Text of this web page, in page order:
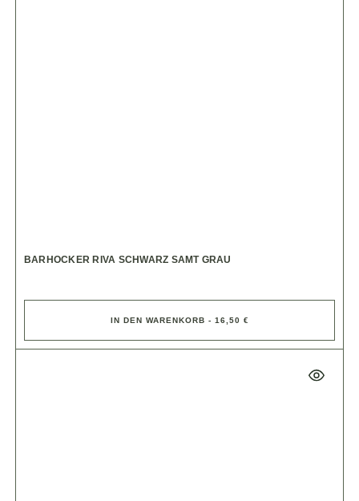
BARHOCKER RIVA SCHWARZ SAMT GRAU
IN DEN WARENKORB - 16,50 €